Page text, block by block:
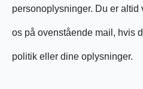
personoplysninger. Du er altid
os på ovenstående mail, hvis
politik eller dine oplysninger.